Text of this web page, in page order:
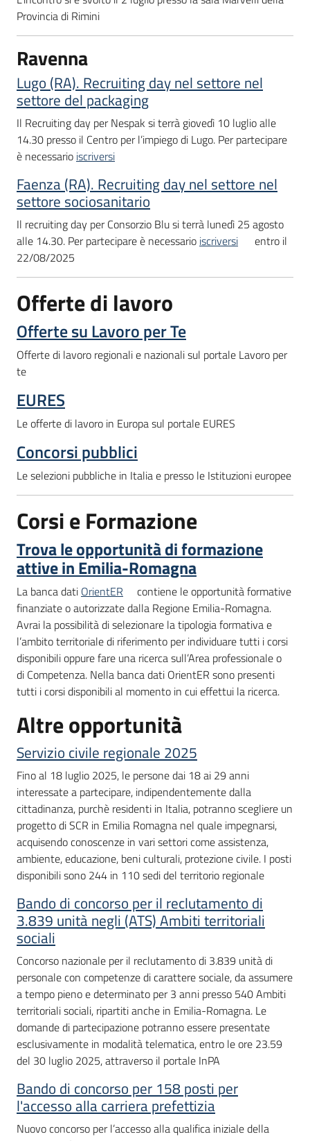
Provincia di Rimini
Ravenna
Lugo (RA). Recruiting day nel settore nel
settore del packaging
Il Recruiting day per Nespak si terrà giovedì 10 luglio alle
14.30 presso il Centro per l’impiego di Lugo. Per partecipare
è necessario iscriversi
Faenza (RA). Recruiting day nel settore nel
settore sociosanitario
Il recruiting day per Consorzio Blu si terrà lunedì 25 agosto
alle 14.30. Per partecipare è necessario iscriversi
entro il
22/08/2025
Offerte di lavoro
Offerte su Lavoro per Te
Offerte di lavoro regionali e nazionali sul portale Lavoro per
te
EURES
Le offerte di lavoro in Europa sul portale EURES
Concorsi pubblici
Le selezioni pubbliche in Italia e presso le Istituzioni europee
Corsi e Formazione
Trova le opportunità di formazione
attive in Emilia-Romagna
La banca dati OrientER
contiene le opportunità formative
finanziate o autorizzate dalla Regione Emilia-Romagna.
Avrai la possibilità di selezionare la tipologia formativa e
l’ambito territoriale di riferimento per individuare tutti i corsi
disponibili oppure fare una ricerca sull’Area professionale o
di Competenza. Nella banca dati OrientER sono presenti
tutti i corsi disponibili al momento in cui effettui la ricerca.
Altre opportunità
Servizio civile regionale 2025
Fino al 18 luglio 2025, le persone dai 18 ai 29 anni
interessate a partecipare, indipendentemente dalla
cittadinanza, purchè residenti in Italia, potranno scegliere un
progetto di SCR in Emilia Romagna nel quale impegnarsi,
acquisendo conoscenze in vari settori come assistenza,
ambiente, educazione, beni culturali, protezione civile. I posti
disponibili sono 244 in 110 sedi del territorio regionale
Bando di concorso per il reclutamento di
3.839 unità negli (ATS) Ambiti territoriali
sociali
Concorso nazionale per il reclutamento di 3.839 unità di
personale con competenze di carattere sociale, da assumere
a tempo pieno e determinato per 3 anni presso 540 Ambiti
territoriali sociali, ripartiti anche in Emilia-Romagna. Le
domande di partecipazione potranno essere presentate
esclusivamente in modalità telematica, entro le ore 23.59
del 30 luglio 2025, attraverso il portale InPA
Bando di concorso per 158 posti per
l'accesso alla carriera prefettizia
Nuovo concorso per l’accesso alla qualifica iniziale della